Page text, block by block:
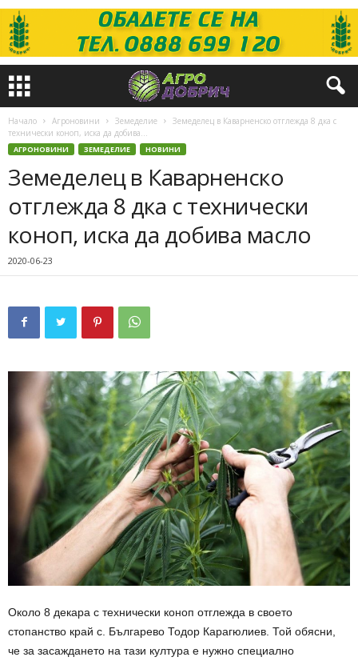
Начало Агроновини Земеделие
Земеделец в Каварненско отглежда 8 дка с
технически коноп, иска да добива...
АГРОНОВИНИ ЗЕМЕДЕЛИЕ НОВИНИ
Земеделец в Каварненско
отглежда 8 дка с технически
коноп, иска да добива масло
2020-06-23
Около 8 декара с технически коноп отглежда в своето
стопанство край с. Българево Тодор Карагюлиев. Той обясни,
че за засаждането на тази култура е нужно специално